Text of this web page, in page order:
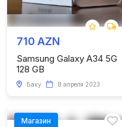
710 AZN
Samsung Galaxy A34 5G
128 GB
Баку 8 апреля 2023
Магазин